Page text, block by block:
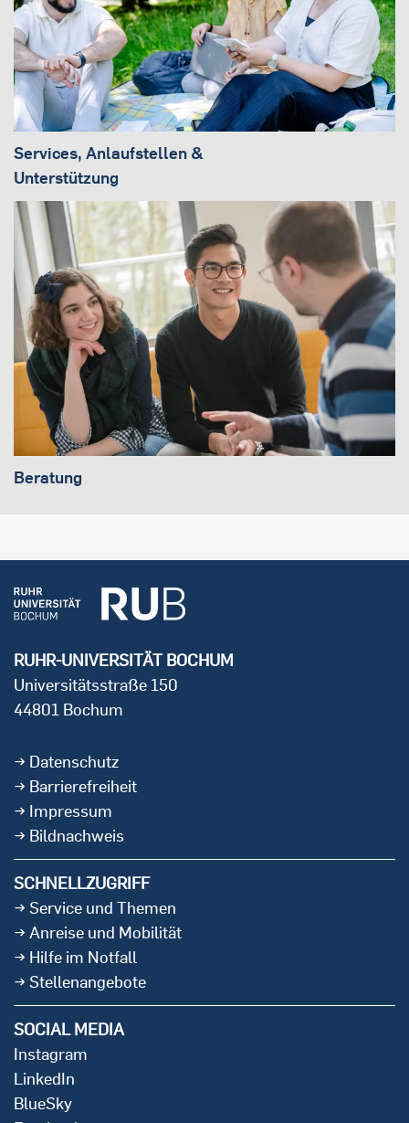
Services, Anlaufstellen &
Unterstützung
Beratung
RUHR-UNIVERSITÄT BOCHUM
Universitätsstraße 150
44801 Bochum
Datenschutz
Barrierefreiheit
Impressum
Bildnachweis
SCHNELLZUGRIFF
Service und Themen
Anreise und Mobilität
Hilfe im Notfall
Stellenangebote
SOCIAL MEDIA
Instagram
LinkedIn
BlueSky